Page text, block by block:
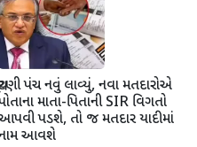
પંચ નવું લાવ્યું, નવા મતદારોએ
માતા-પિતાની SIR વિગતો
પડશે, તો જ મતદાર યાદીમાં
આવશે